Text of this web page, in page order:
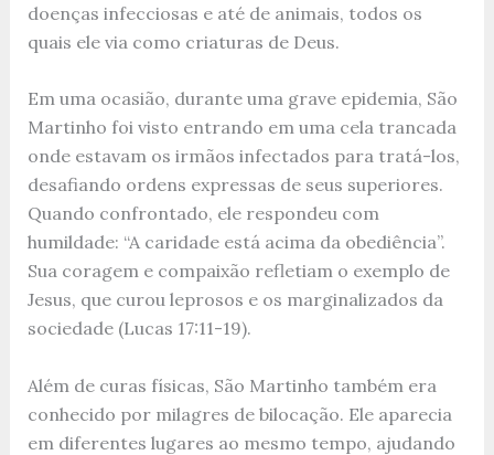
doenças infecciosas e até de animais, todos os
quais ele via como criaturas de Deus.
Em uma ocasião, durante uma grave epidemia, São
Martinho foi visto entrando em uma cela trancada
onde estavam os irmãos infectados para tratá-los,
desafiando ordens expressas de seus superiores.
Quando confrontado, ele respondeu com
humildade: “A caridade está acima da obediência”.
Sua coragem e compaixão refletiam o exemplo de
Jesus, que curou leprosos e os marginalizados da
sociedade (Lucas 17:11-19).
Além de curas físicas, São Martinho também era
conhecido por milagres de bilocação. Ele aparecia
em diferentes lugares ao mesmo tempo, ajudando